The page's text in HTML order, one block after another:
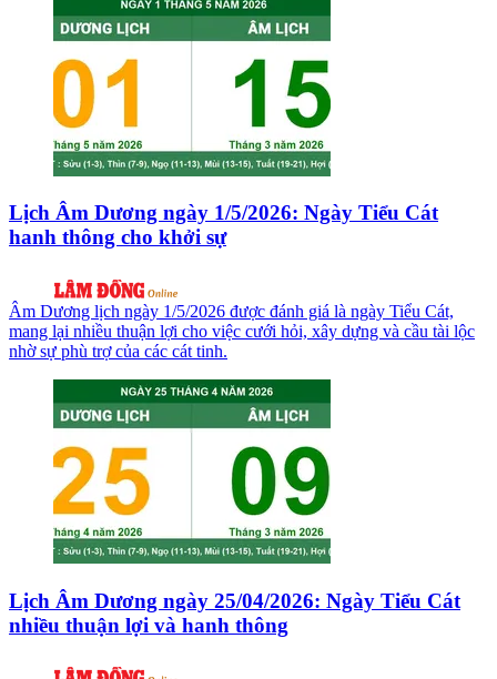
Lịch Âm Dương ngày 1/5/2026: Ngày Tiểu Cát
hanh thông cho khởi sự
Âm Dương lịch ngày 1/5/2026 được đánh giá là ngày Tiểu Cát,
mang lại nhiều thuận lợi cho việc cưới hỏi, xây dựng và cầu tài lộc
nhờ sự phù trợ của các cát tinh.
Lịch Âm Dương ngày 25/04/2026: Ngày Tiểu Cát
nhiều thuận lợi và hanh thông